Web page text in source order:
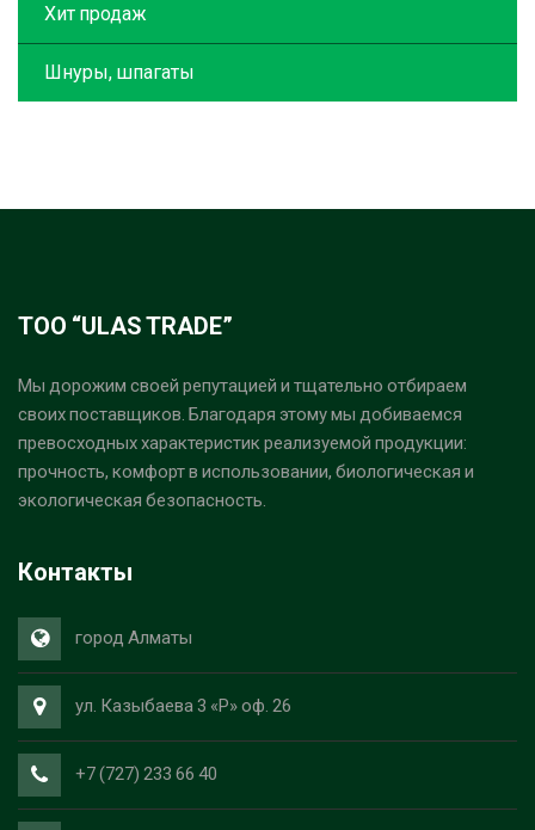
Хит продаж
Шнуры, шпагаты
ТОО “ULAS TRADE”
Мы дорожим своей репутацией и тщательно отбираем
своих поставщиков. Благодаря этому мы добиваемся
превосходных характеристик реализуемой продукции:
прочность, комфорт в использовании, биологическая и
экологическая безопасность.
Контакты
город Алматы
ул. Казыбаева 3 «Р» оф. 26
+7 (727) 233 66 40